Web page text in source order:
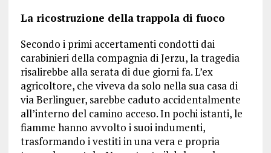
La ricostruzione della trappola di fuoco
Secondo i primi accertamenti condotti dai
carabinieri della compagnia di Jerzu, la tragedia
risalirebbe alla serata di due giorni fa. L’ex
agricoltore, che viveva da solo nella sua casa di
via Berlinguer, sarebbe caduto accidentalmente
all’interno del camino acceso. In pochi istanti, le
fiamme hanno avvolto i suoi indumenti,
trasformando i vestiti in una vera e propria